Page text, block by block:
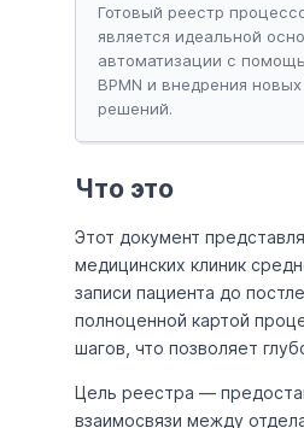
Готовый реестр
является идеальной
автоматизации с
BPMN и внедрения
решений.
Что это
Этот документ
медицинских клиник
записи пациента до
полноценной картой
шагов, что позволяет
Цель реестра —
взаимосвязи между